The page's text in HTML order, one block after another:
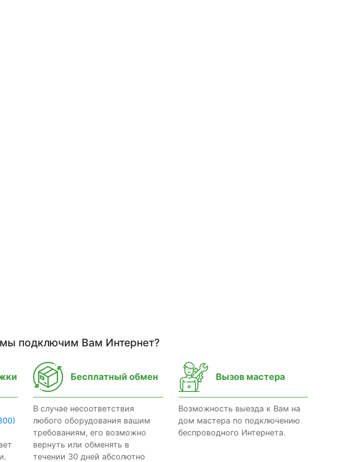
мы подключим Вам Интернет?
Бесплатный обмен
В случае несоответствия
любого оборудования вашим
требованиям, его возможно
вернуть или обменять в
течении 30 дней абсолютно
Вызов мастера
Возможность выезда к Вам на
дом мастера по подключению
беспроводного Интернета.